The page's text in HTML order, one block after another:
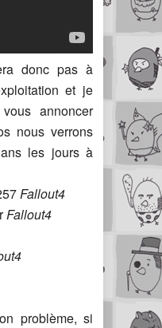
donc pas à
et je
annoncer
nous verrons
les jours à
Fallout4
Fallout4
problème, si